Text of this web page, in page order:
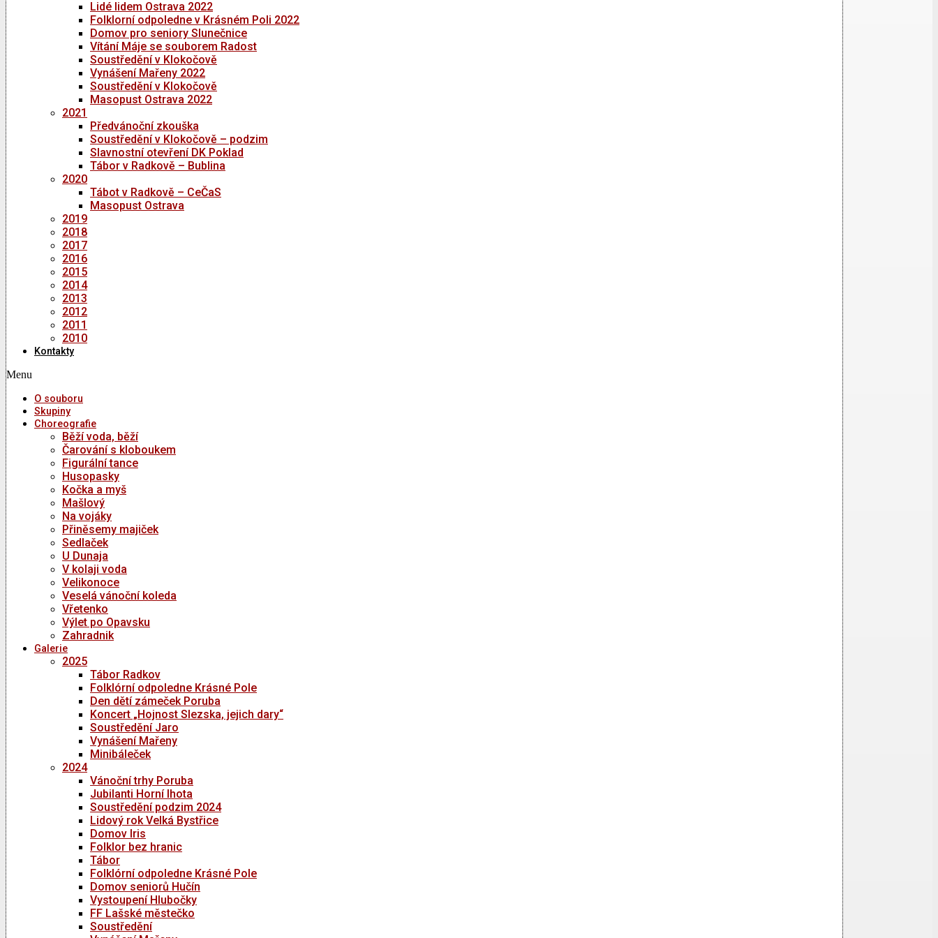
Lidé lidem Ostrava 2022
Folklorní odpoledne v Krásném Poli 2022
Domov pro seniory Slunečnice
Vítání Máje se souborem Radost
Soustředění v Klokočově
Vynášení Mařeny 2022
Soustředění v Klokočově
Masopust Ostrava 2022
2021
Předvánoční zkouška
Soustředění v Klokočově – podzim
Slavnostní otevření DK Poklad
Tábor v Radkově – Bublina
2020
Tábot v Radkově – CeČaS
Masopust Ostrava
2019
2018
2017
2016
2015
2014
2013
2012
2011
2010
Kontakty
Menu
O souboru
Skupiny
Choreografie
Běží voda, běží
Čarování s kloboukem
Figurální tance
Husopasky
Kočka a myš
Mašlový
Na vojáky
Přiněsemy majiček
Sedlaček
U Dunaja
V kolaji voda
Velikonoce
Veselá vánoční koleda
Vřetenko
Výlet po Opavsku
Zahradnik
Galerie
2025
Tábor Radkov
Folklórní odpoledne Krásné Pole
Den dětí zámeček Poruba
Koncert „Hojnost Slezska, jejich dary“
Soustředění Jaro
Vynášení Mařeny
Minibáleček
2024
Vánoční trhy Poruba
Jubilanti Horní lhota
Soustředění podzim 2024
Lidový rok Velká Bystřice
Domov Iris
Folklor bez hranic
Tábor
Folklórní odpoledne Krásné Pole
Domov seniorů Hučín
Vystoupení Hlubočky
FF Lašské městečko
Soustředění